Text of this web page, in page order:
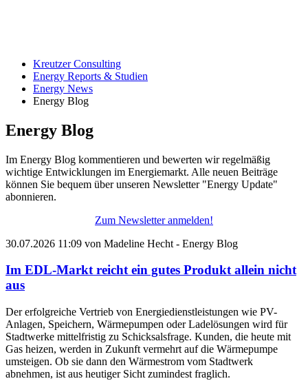
Kreutzer Consulting
Energy Reports & Studien
Energy News
Energy Blog
Energy Blog
Im Energy Blog kommentieren und bewerten wir regelmäßig
wichtige Entwicklungen im Energiemarkt. Alle neuen Beiträge
können Sie bequem über unseren Newsletter "Energy Update"
abonnieren.
Zum Newsletter anmelden!
30.07.2026 11:09 von Madeline Hecht - Energy Blog
Im EDL-Markt reicht ein gutes Produkt allein nicht
aus
Der erfolgreiche Vertrieb von Energiedienstleistungen wie PV-
Anlagen, Speichern, Wärmepumpen oder Ladelösungen wird für
Stadtwerke mittelfristig zu Schicksalsfrage. Kunden, die heute mit
Gas heizen, werden in Zukunft vermehrt auf die Wärmepumpe
umsteigen. Ob sie dann den Wärmestrom vom Stadtwerk
abnehmen, ist aus heutiger Sicht zumindest fraglich.